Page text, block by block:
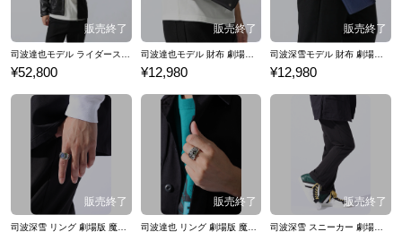
司波達也モデル ライダースジャケット 劇場版 魔法科高校の劣等生 星を呼ぶ少女
¥52,800
司波達也モデル 財布 劇場版 魔法科高校の劣等生 星を呼ぶ少女
¥12,980
司波深雪モデル 財布 劇場版 魔法科高校の劣等生 星を呼ぶ少女
¥12,980
司波達也 リング 劇場版 魔法科高校の劣等生 星を呼ぶ少女